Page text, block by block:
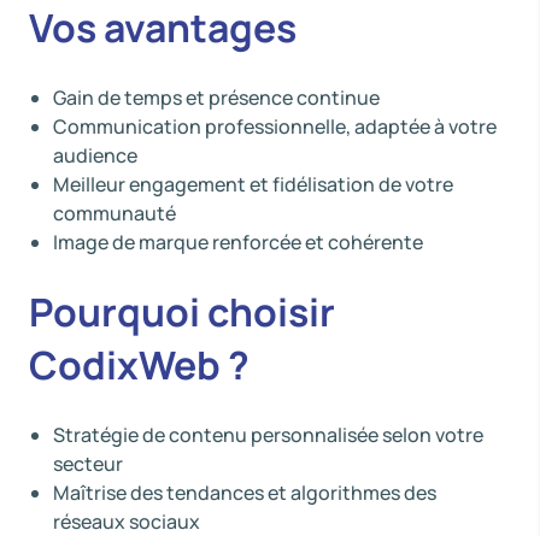
Vos avantages
Gain de temps et présence continue
Communication professionnelle, adaptée à votre
audience
Meilleur engagement et fidélisation de votre
communauté
Image de marque renforcée et cohérente
Pourquoi choisir
CodixWeb ?
Stratégie de contenu personnalisée selon votre
secteur
Maîtrise des tendances et algorithmes des
réseaux sociaux